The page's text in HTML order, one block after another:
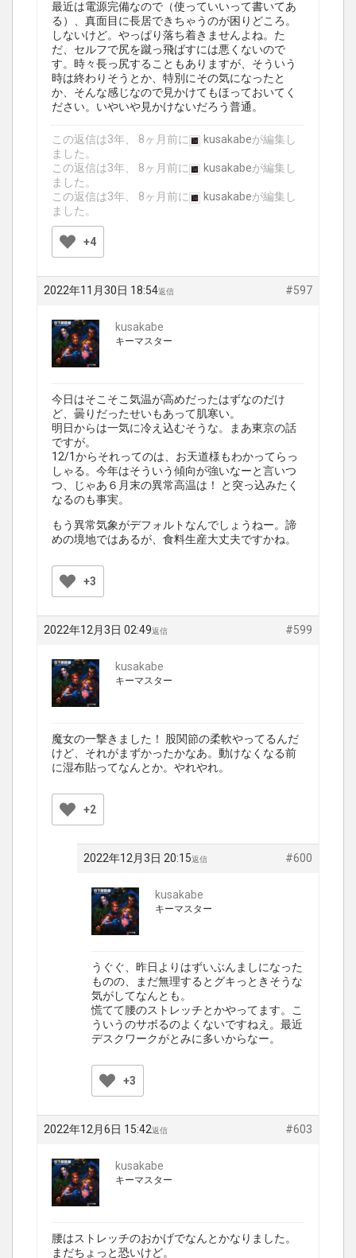
最近は電源完備なので（使っていいって書いてあ
る）、真面目に長居できちゃうのが困りどころ。
しないけど。やっぱり落ち着きませんよね。た
だ、セルフで尻を蹴っ飛ばすには悪くないので
す。時々長っ尻することもありますが、そういう
時は終わりそうとか、特別にその気になったと
か、そんな感じなので見かけてもほっておいてく
ださい。いやいや見かけないだろう普通。
この返信は3年、 8ヶ月前に kusakabeが編集し
ました。
この返信は3年、 8ヶ月前に
kusakabeが編集し
ました。
この返信は3年、 8ヶ月前に
kusakabeが編集し
ました。
+4
2022年11月30日 18:54 #597
返信
kusakabe
キーマスター
今日はそこそこ気温が高めだったはずなのだけ
ど、曇りだったせいもあって肌寒い。
明日からは一気に冷え込むそうな。まあ東京の話
ですが。
12/1からそれってのは、お天道様もわかってらっ
しゃる。今年はそういう傾向が強いなーと言いつ
つ、じゃあ６月末の異常高温は！ と突っ込みたく
なるのも事実。
もう異常気象がデフォルトなんでしょうねー。諦
めの境地ではあるが、食料生産大丈夫ですかね。
+3
2022年12月3日 02:49 #599
返信
kusakabe
キーマスター
魔女の一撃きました！ 股関節の柔軟やってるんだ
けど、それがまずかったかなあ。動けなくなる前
に湿布貼ってなんとか。やれやれ。
+2
2022年12月3日 20:15 #600
返信
kusakabe
キーマスター
うぐぐ、昨日よりはずいぶんましになった
ものの、まだ無理するとグキっときそうな
気がしてなんとも。
慌てて腰のストレッチとかやってます。こ
ういうのサボるのよくないですねえ。最近
デスクワークがとみに多いからなー。
+3
2022年12月6日 15:42 #603
返信
kusakabe
キーマスター
腰はストレッチのおかげでなんとかなりました。
まだちょっと恐いけど。